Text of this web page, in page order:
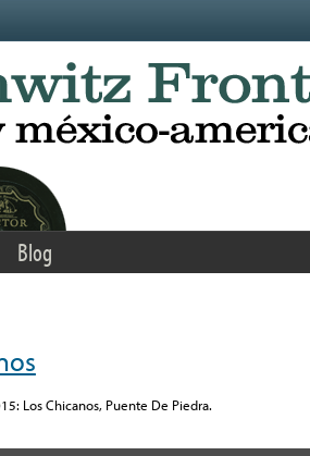
Blog
Los Chicanos, Puente De Piedra.